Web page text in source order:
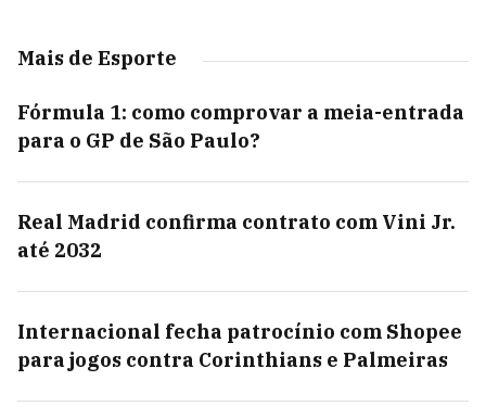
Mais de Esporte
Fórmula 1: como comprovar a meia-entrada
para o GP de São Paulo?
Real Madrid confirma contrato com Vini Jr.
até 2032
Internacional fecha patrocínio com Shopee
para jogos contra Corinthians e Palmeiras